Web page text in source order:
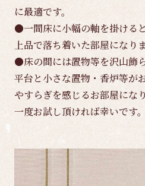
に最適です。
●一間床に小幅の軸を掛ける
上品で落ち着いた部屋になりま
●床の間には置物等を沢山飾
平台と小さな置物・香炉等が
やすらぎを感じるお部屋にな
一度お試し頂ければ幸いです。